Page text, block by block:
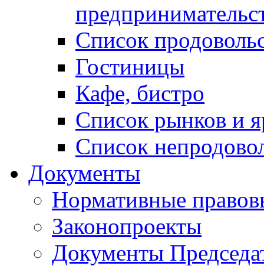
Список
Гостиницы
Кафе, бистро
Cписок рынков и
Список
Документы
Нормативные
Законопроекты
Документы